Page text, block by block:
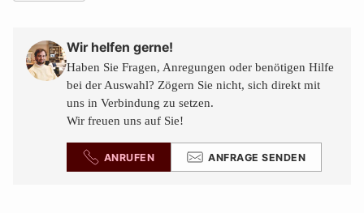
den
Warenkorb
legen
Wir helfen gerne!
Haben Sie Fragen, Anregungen oder benötigen Hilfe
bei der Auswahl? Zögern Sie nicht, sich direkt mit
uns in Verbindung zu setzen.
Wir freuen uns auf Sie!
ANRUFEN ANFRAGE SENDEN